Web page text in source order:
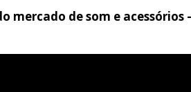
mercado de som e acessórios